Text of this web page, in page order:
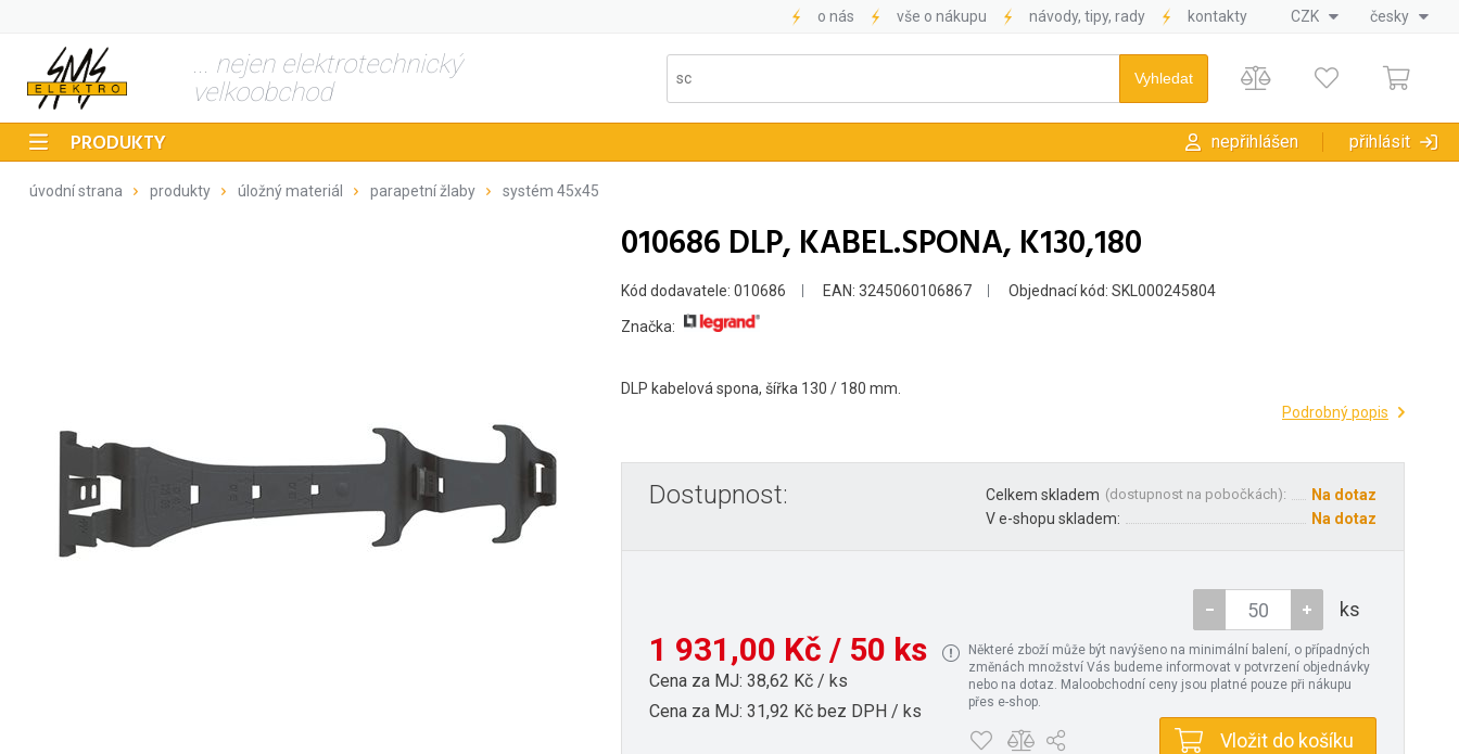
o nás vše o nákupu návody, tipy, rady kontakty CZK česky
... nejen elektrotechnický
velkoobchod
PRODUKTY nepřihlášen přihlásit
úvodní strana produkty úložný materiál parapetní žlaby systém 45x45
010686 DLP, KABEL.SPONA, K130,180
Kód dodavatele: 010686 EAN: 3245060106867 Objednací kód: SKL000245804
Značka:
DLP kabelová spona, šířka 130 / 180 mm.
Podrobný popis
Dostupnost: Celkem skladem (dostupnost na pobočkách):
Na dotaz
V e-shopu skladem:
Na dotaz
1 931,00 Kč / 50 ks
Cena za MJ: 38,62 Kč / ks
Cena za MJ: 31,92 Kč bez DPH / ks
ks
Některé zboží může být navýšeno na minimální balení, o případných
změnách množství Vás budeme informovat v potvrzení objednávky
nebo na dotaz. Maloobchodní ceny jsou platné pouze při nákupu
přes e-shop.
Vložit do košíku